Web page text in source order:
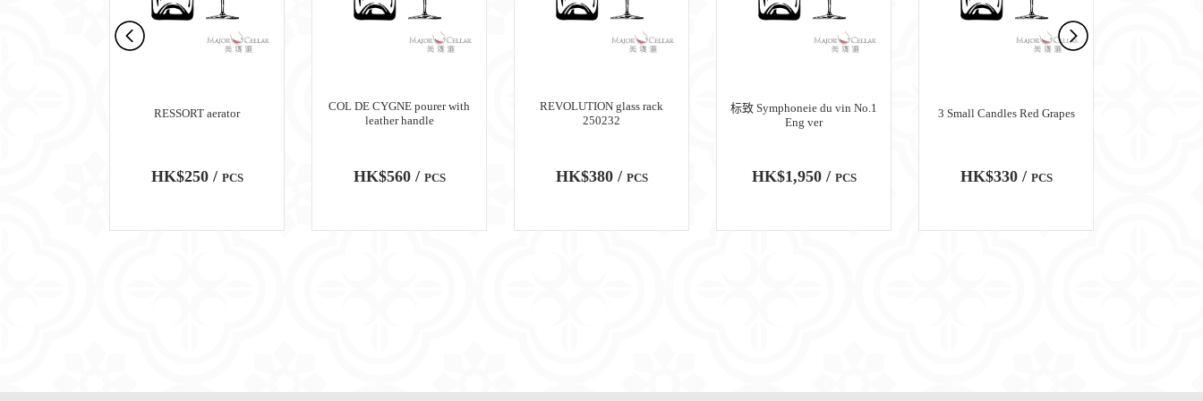
RESSORT aerator
HK$250 / PCS
COL DE CYGNE pourer with
leather handle
HK$560 / PCS
REVOLUTION glass rack
250232
HK$380 / PCS
标致 Symphoneie du vin No.1
Eng ver
HK$1,950 / PCS
3 Small Candles Red Grapes
HK$330 / PCS